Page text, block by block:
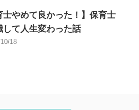
士やめて良かった！】保育士
して人生変わった話
18